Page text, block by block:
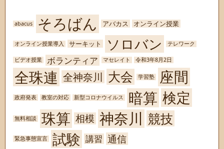
abacus そろばん アバカス オンライン授業
オンライン授業導入 サーキット ソロバン テレワーク
ビデオ授業 ボランティア マセレイト 令和3年8月2日
全珠連 全神奈川 大会 学習塾 座間
政府発表 教室の対応 新型コロナウイルス 暗算 検定
無料相談 珠算 相模 神奈川 競技
緊急事態宣言 試験 講習 通信